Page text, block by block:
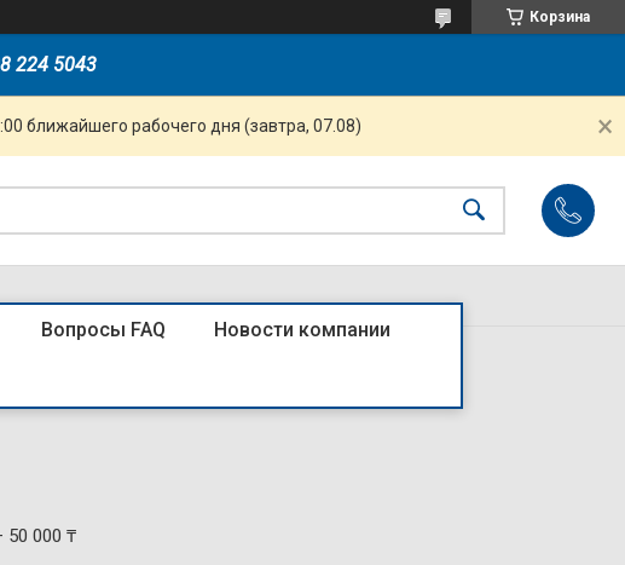
Корзина
224 5043
ближайшего рабочего дня (завтра, 07.08)
Вопросы FAQ Новости компании
6A 6кА х-ка C (R)4
50 000 ₸